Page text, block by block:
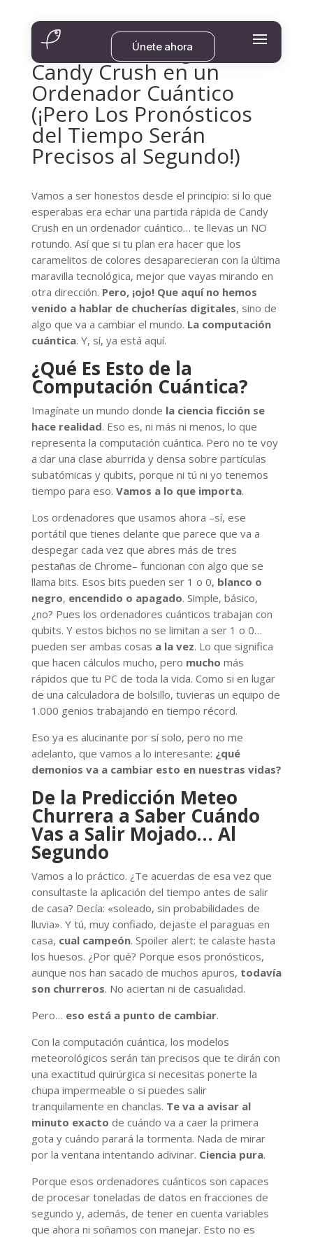
Únete ahora
No, No Vas a Jugar al
Candy Crush en un
Ordenador Cuántico
(¡Pero Los Pronósticos
del Tiempo Serán
Precisos al Segundo!)
Vamos a ser honestos desde el principio: si lo que
esperabas era echar una partida rápida de Candy
Crush en un ordenador cuántico… te llevas un NO
rotundo. Así que si tu plan era hacer que los
caramelitos de colores desaparecieran con la última
maravilla tecnológica, mejor que vayas mirando en
otra dirección. Pero, ¡ojo! Que aquí no hemos
venido a hablar de chucherías digitales, sino de
algo que va a cambiar el mundo. La computación
cuántica. Y, sí, ya está aquí.
¿Qué Es Esto de la
Computación Cuántica?
Imagínate un mundo donde la ciencia ficción se
hace realidad. Eso es, ni más ni menos, lo que
representa la computación cuántica. Pero no te voy
a dar una clase aburrida y densa sobre partículas
subatómicas y qubits, porque ni tú ni yo tenemos
tiempo para eso. Vamos a lo que importa.
Los ordenadores que usamos ahora –sí, ese
portátil que tienes delante que parece que va a
despegar cada vez que abres más de tres
pestañas de Chrome– funcionan con algo que se
llama bits. Esos bits pueden ser 1 o 0, blanco o
negro, encendido o apagado. Simple, básico,
¿no? Pues los ordenadores cuánticos trabajan con
qubits. Y estos bichos no se limitan a ser 1 o 0…
pueden ser ambas cosas a la vez. Lo que significa
que hacen cálculos mucho, pero mucho más
rápidos que tu PC de toda la vida. Como si en lugar
de una calculadora de bolsillo, tuvieras un equipo de
1.000 genios trabajando en tiempo récord.
Eso ya es alucinante por sí solo, pero no me
adelanto, que vamos a lo interesante: ¿qué
demonios va a cambiar esto en nuestras vidas?
De la Predicción Meteo
Churrera a Saber Cuándo
Vas a Salir Mojado… Al
Segundo
Vamos a lo práctico. ¿Te acuerdas de esa vez que
consultaste la aplicación del tiempo antes de salir
de casa? Decía: «soleado, sin probabilidades de
lluvia». Y tú, muy confiado, dejaste el paraguas en
casa, cual campeón. Spoiler alert: te calaste hasta
los huesos. ¿Por qué? Porque esos pronósticos,
aunque nos han sacado de muchos apuros, todavía
son churreros. No aciertan ni de casualidad.
Pero… eso está a punto de cambiar.
Con la computación cuántica, los modelos
meteorológicos serán tan precisos que te dirán con
una exactitud quirúrgica si necesitas ponerte la
chupa impermeable o si puedes salir
tranquilamente en chanclas. Te va a avisar al
minuto exacto de cuándo va a caer la primera
gota y cuándo parará la tormenta. Nada de mirar
por la ventana intentando adivinar. Ciencia pura.
Porque esos ordenadores cuánticos son capaces
de procesar toneladas de datos en fracciones de
segundo y, además, de tener en cuenta variables
que ahora ni soñamos con manejar. Esto no es